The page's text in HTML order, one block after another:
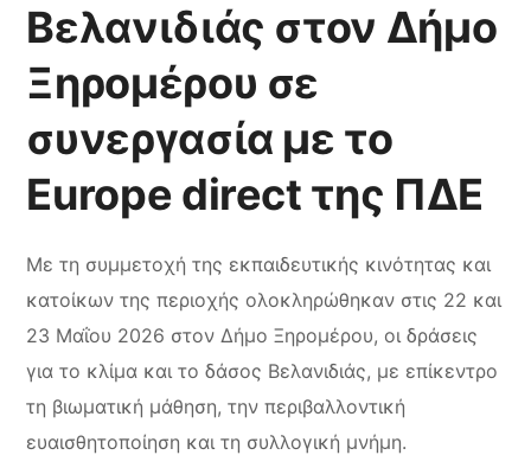
Βελανιδιάς στον Δήμο
Ξηρομέρου σε
συνεργασία με το
Europe direct της ΠΔΕ
Με τη συμμετοχή της εκπαιδευτικής κινότητας και
κατοίκων της περιοχής ολοκληρώθηκαν στις 22 και
23 Μαΐου 2026 στον Δήμο Ξηρομέρου, οι δράσεις
για το κλίμα και το δάσος Βελανιδιάς, με επίκεντρο
τη βιωματική μάθηση, την περιβαλλοντική
ευαισθητοποίηση και τη συλλογική μνήμη.